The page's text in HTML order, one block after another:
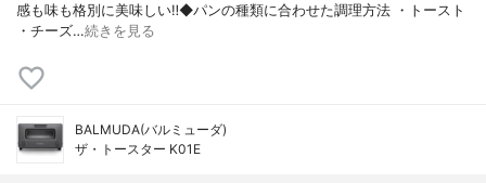
感も味も格別に美味しい‼︎◆パンの種類に合わせた調理方法 ・トースト
・チーズ…続きを見る
BALMUDA(バルミューダ)
ザ・トースター K01E